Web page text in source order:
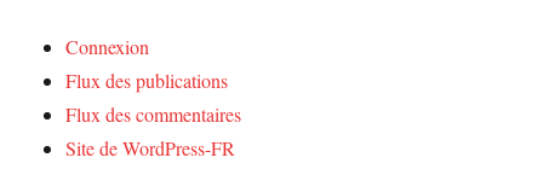
Connexion
Flux des publications
Flux des commentaires
Site de WordPress-FR